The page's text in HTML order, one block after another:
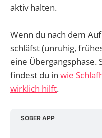
aktiv halten.
Wenn du nach dem
schläfst (unruhig,
eine Übergangsphase.
findest du in wie
wirklich hilft.
SOBER APP